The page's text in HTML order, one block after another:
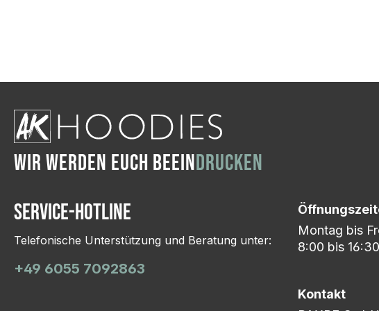
Hasselroth und einem
Wir ändern das Motiv so lange
WIR WERDEN EUCH BEEINDRUCKEN
Service-Hotline
Telefonische Unterstützung und Beratung unter:
+49 6055 7092863
Montag bis
8:00 bis
Kontakt